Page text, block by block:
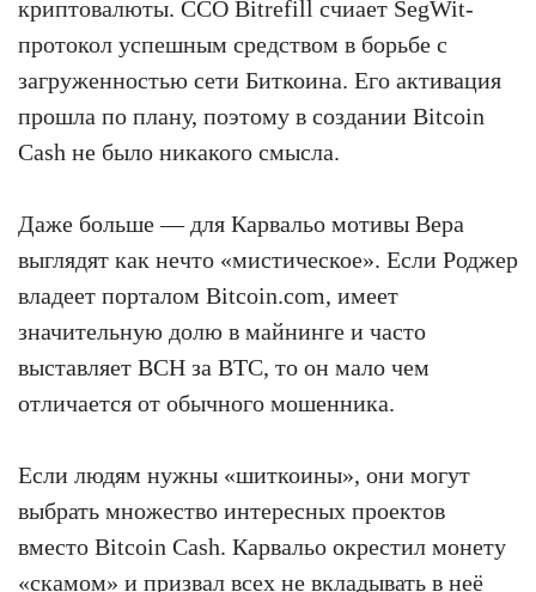
криптовалюты. CCO Bitrefill счиает SegWit-
протокол успешным средством в борьбе с
загруженностью сети Биткоина. Его активация
прошла по плану, поэтому в создании Bitcoin
Cash не было никакого смысла.
Даже больше — для Карвальо мотивы Вера
выглядят как нечто «мистическое». Если Роджер
владеет порталом Bitcoin.com, имеет
значительную долю в майнинге и часто
выставляет BCH за BTC, то он мало чем
отличается от обычного мошенника.
Если людям нужны «шиткоины», они могут
выбрать множество интересных проектов
вместо Bitcoin Cash. Карвальо окрестил монету
«скамом» и призвал всех не вкладывать в неё